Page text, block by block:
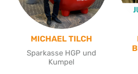
MICHAEL TILCH
Sparkasse HGP und
Kumpel